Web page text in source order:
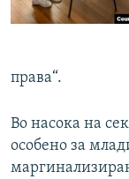
права“.
Во насока на
особено за